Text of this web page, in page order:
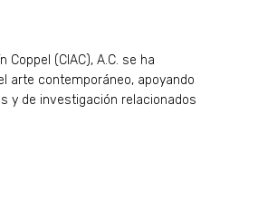
(CIAC), A.C. se ha
arte contemporáneo, apoyando
y de investigación relacionados